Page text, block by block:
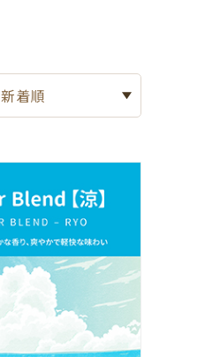
新着順